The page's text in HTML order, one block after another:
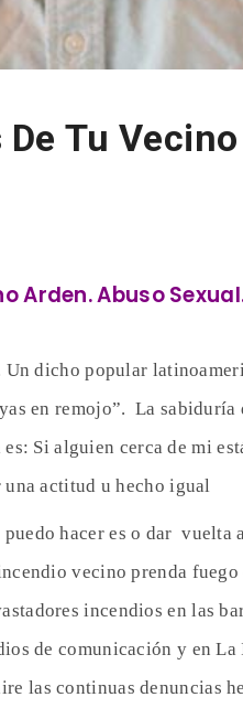
Tu
Arden. Abuso
dicho popular
en remojo”. La sabiduría
Si alguien cerca de mi
actitud u hecho igual
hacer es o dar vuelta
vecino prenda
incendios en las
de comunicación y en
las continuas denuncias